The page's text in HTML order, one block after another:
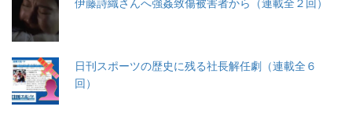
伊藤詩織さんへ強姦致傷被害者から（連載全２回）
日刊スポーツの歴史に残る社長解任劇（連載全６
回）